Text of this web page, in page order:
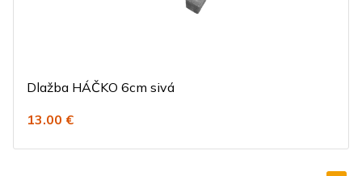
Dlažba HÁČKO 6cm sivá
13.00 €